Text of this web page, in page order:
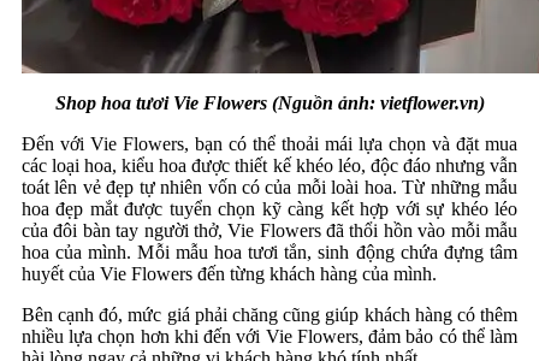
Shop hoa tươi Vie Flowers (Nguồn ảnh: vietflower.vn)
Đến với Vie Flowers, bạn có thể thoải mái lựa chọn và đặt mua
các loại hoa, kiểu hoa được thiết kế khéo léo, độc đáo nhưng vẫn
toát lên vẻ đẹp tự nhiên vốn có của mỗi loài hoa. Từ những mẫu
hoa đẹp mắt được tuyển chọn kỹ càng kết hợp với sự khéo léo
của đôi bàn tay người thở, Vie Flowers đã thổi hồn vào mỗi mẫu
hoa của mình. Mỗi mẫu hoa tươi tắn, sinh động chứa đựng tâm
huyết của Vie Flowers đến từng khách hàng của mình.
Bên cạnh đó, mức giá phải chăng cũng giúp khách hàng có thêm
nhiều lựa chọn hơn khi đến với Vie Flowers, đảm bảo có thể làm